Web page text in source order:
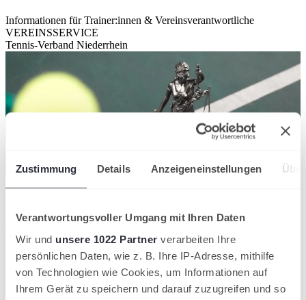
Zustimmung Details Anzeigeneinstellungen
Verantwortungsvoller Umgang mit Ihren Daten
Wir und unsere 1022 Partner verarbeiten Ihre
persönlichen Daten, wie z. B. Ihre IP-Adresse, mithilfe
von Technologien wie Cookies, um Informationen auf
Ihrem Gerät zu speichern und darauf zuzugreifen und so
Informationen für Trainer:innen & Vereinsverantwortliche
VEREINSSERVICE
Tennis-Verband Niederrhein
vermeintlich Selbstständige für Vereine oder
Scheinselbstständigkeit vor. Das birgt für beide
Seiten Risiken.
Eine Scheinselbstständigkeit liegt vor, wenn der Trainer oder die